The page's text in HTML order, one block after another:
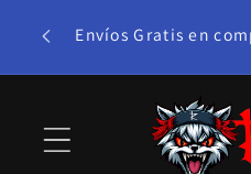
directamente
bono! Envíos Gratis en